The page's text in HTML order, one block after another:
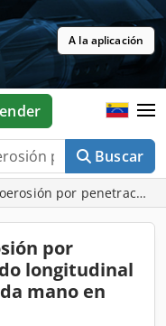
A la aplicación
Buscar
por
por
longitudinal
mano en